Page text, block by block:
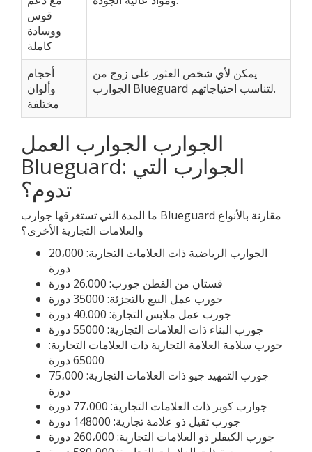
قوس
ووسادة
كاملة
أحجام
وألوان
مختلفة
يمكن لأي شخص العثور على زوج من
الجوارب Blueguard لتناسب احتياجاتهم.
الجوارب الجوارب العمل
Blueguard: الجوارب التي
تدوم؟
ما المدة التي تستغرقها جوارب Blueguard مقارنة بالأنواع
والعلامات التجارية الأخرى؟
الجوارب الرياضية ذات العلامات التجارية: 20،000
دورة
فستان من القطن جورب: 26.000 دورة
جورب عمل البيع بالتجزئة: 35000 دورة
جورب عمل ملابس التجارة: 40.000 دورة
جورب البناء ذات العلامات التجارية: 55000 دورة
جورب سلامة العلامة التجارية ذات العلامات التجارية:
65000 دورة
جورب التمهيد جيو ذات العلامات التجارية: 75،000
دورة
جوارب كوبر ذات العلامات التجارية: 77،000 دورة
جورب ثقيل ذو علامة تجارية: 148000 دورة
جورب الكيفلر ذو العلامات التجارية: 260،000 دورة